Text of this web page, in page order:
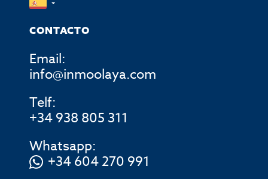
CONTACTO
Email:
info@inmoolaya.com
Telf:
+34 938 805 311
Whatsapp:
+34 604 270 991